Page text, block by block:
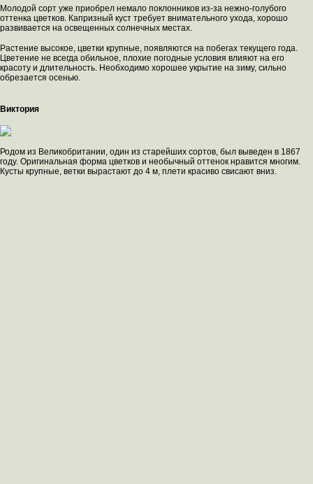
Молодой сорт уже приобрел немало поклонников из-за нежно-голубого
оттенка цветков. Капризный куст требует внимательного ухода, хорошо
развивается на освещенных солнечных местах.
Растение высокое, цветки крупные, появляются на побегах текущего года.
Цветение не всегда обильное, плохие погодные условия влияют на его
красоту и длительность. Необходимо хорошее укрытие на зиму, сильно
обрезается осенью.
Виктория
Родом из Великобритании, один из старейших сортов, был выведен в 1867
году. Оригинальная форма цветков и необычный оттенок нравится многим.
Кусты крупные, ветки вырастают до 4 м, плети красиво свисают вниз.